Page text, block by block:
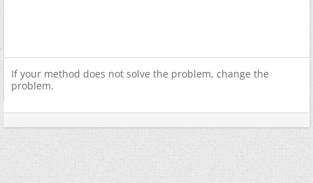
If your method does not solve the problem, change the
problem.